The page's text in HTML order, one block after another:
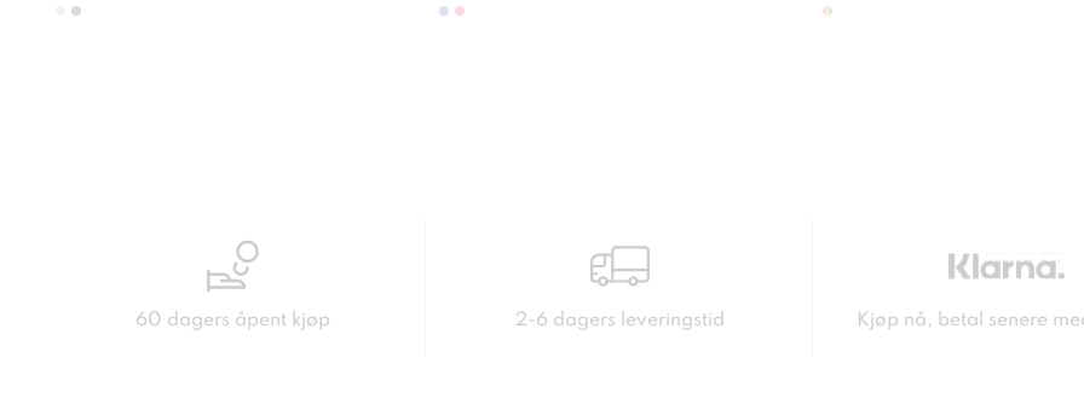
60 dagers åpent kjøp 2-6 dagers leveringstid Kjøp nå, betal senere